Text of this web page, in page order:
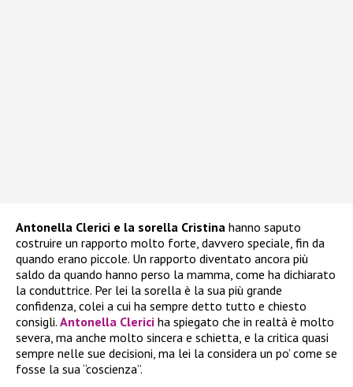
Antonella Clerici e la sorella Cristina hanno saputo
costruire un rapporto molto forte, davvero speciale, fin da
quando erano piccole. Un rapporto diventato ancora più
saldo da quando hanno perso la mamma, come ha dichiarato
la conduttrice. Per lei la sorella è la sua più grande
confidenza, colei a cui ha sempre detto tutto e chiesto
consigli. Antonella Clerici ha spiegato che in realtà è molto
severa, ma anche molto sincera e schietta, e la critica quasi
sempre nelle sue decisioni, ma lei la considera un po’ come se
fosse la sua “coscienza”.